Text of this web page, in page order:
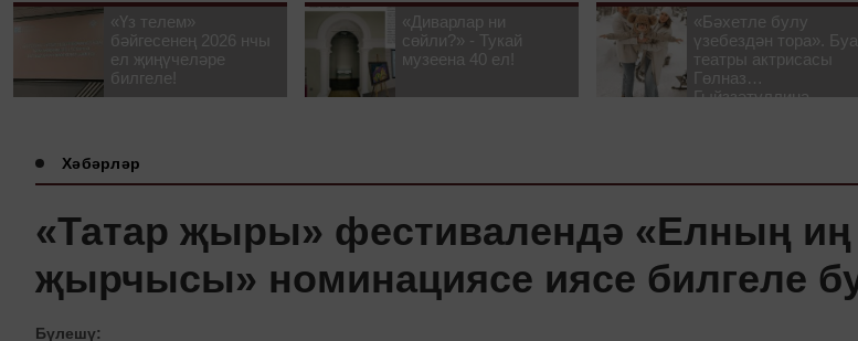
«Үз телем»
бәйгесенең 2026 нчы
ел җиңүчеләре
билгеле!
«Диварлар ни
сөйли?» - Тукай
музеена 40 ел!
«Бәхетле булу
үзебездән тора». Буа
театры актрисасы
Гөлназ
Гыйззәтуллина-
Хәбәрләр
«Татар җыры» фестивалендә «Елның иң
җырчысы» номинациясе иясе билгеле
Бүлешү: